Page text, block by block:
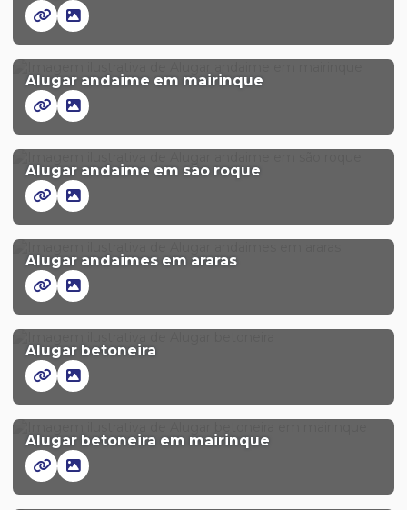
Alugar andaime em mairinque
Alugar andaime em são roque
Alugar andaimes em araras
Alugar betoneira
Alugar betoneira em mairinque